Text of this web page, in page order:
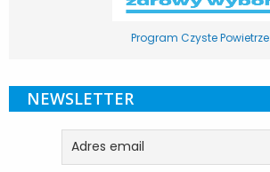
Program Czyste Powietrze
NEWSLETTER